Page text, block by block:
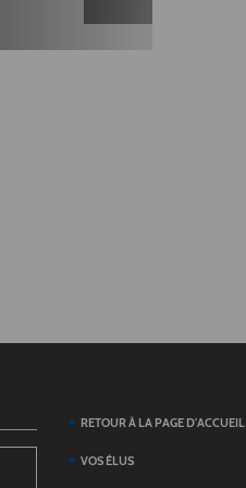
RETOUR À LA PAGE D'ACCUEIL
VOS ÉLUS